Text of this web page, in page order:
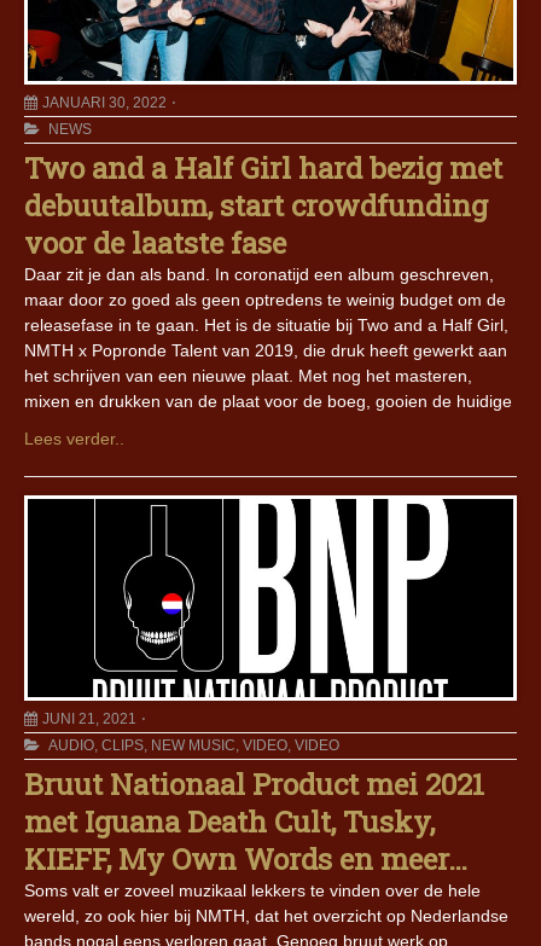
JANUARI 30, 2022
NEWS
Two and a Half Girl hard bezig met
debuutalbum, start crowdfunding
voor de laatste fase
Daar zit je dan als band. In coronatijd een album geschreven,
maar door zo goed als geen optredens te weinig budget om de
releasefase in te gaan. Het is de situatie bij Two and a Half Girl,
NMTH x Popronde Talent van 2019, die druk heeft gewerkt aan
het schrijven van een nieuwe plaat. Met nog het masteren,
mixen en drukken van de plaat voor de boeg, gooien de huidige
Lees verder..
JUNI 21, 2021
AUDIO, CLIPS, NEW MUSIC, VIDEO, VIDEO
Bruut Nationaal Product mei 2021
met Iguana Death Cult, Tusky,
KIEFF, My Own Words en meer…
Soms valt er zoveel muzikaal lekkers te vinden over de hele
wereld, zo ook hier bij NMTH, dat het overzicht op Nederlandse
bands nogal eens verloren gaat. Genoeg bruut werk op